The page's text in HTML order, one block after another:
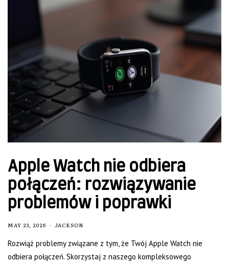
Apple Watch nie odbiera
połączeń: rozwiązywanie
problemów i poprawki
MAY 23, 2026 JACKSON
Rozwiąż problemy związane z tym, że Twój Apple Watch nie
odbiera połączeń. Skorzystaj z naszego kompleksowego